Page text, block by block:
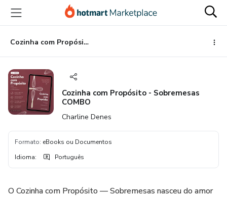
para
conteúdo
principal
para
pagamento
para
rodapé
Cozinha com Propósito - Sobremesas COMBO
Cozinha com Propósito - Sobremesas
COMBO
Charline Denes
Formato: eBooks ou Documentos
Idioma: Português
O Cozinha com Propósito — Sobremesas nasceu do amor